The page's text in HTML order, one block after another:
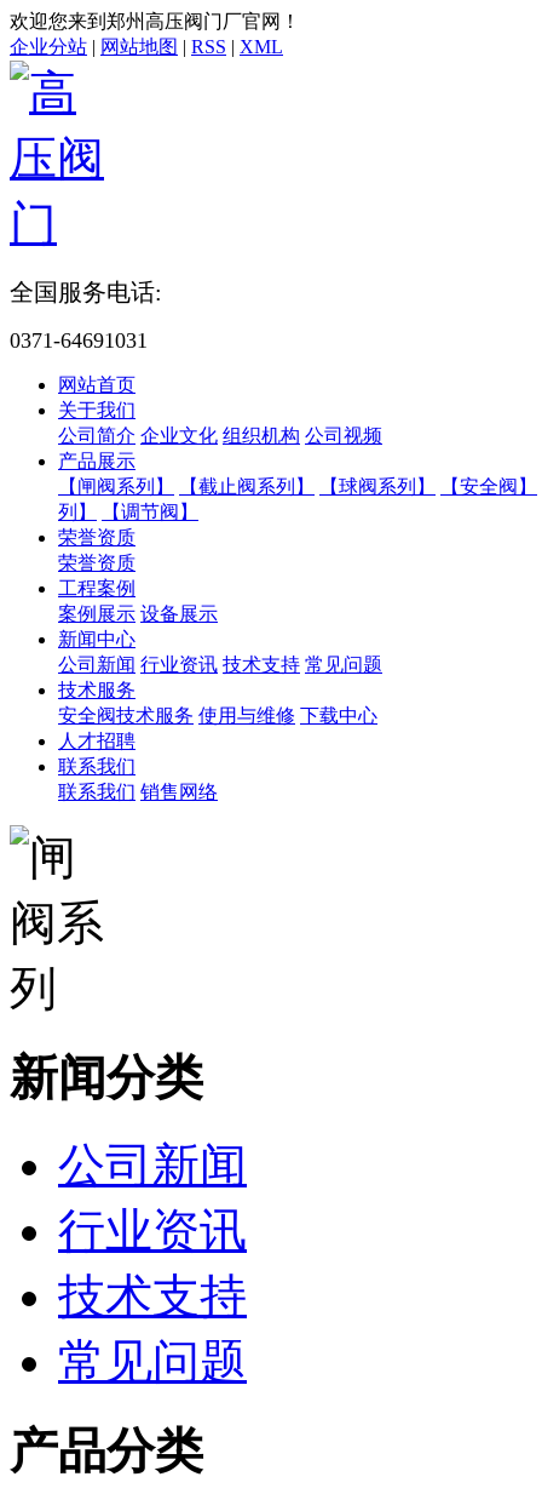
欢迎您来到郑州高压阀门厂官网！
企业分站 | 网站地图 | RSS | XML
全国服务电话:
0371-64691031
网站首页
关于我们
公司简介 企业文化 组织机构 公司视频
产品展示
【闸阀系列】
【截止阀系列】 【球阀系列】
【安全阀】
列】
【调节阀】
荣誉资质
荣誉资质
工程案例
案例展示 设备展示
新闻中心
公司新闻 行业资讯 技术支持 常见问题
技术服务
安全阀技术服务 使用与维修 下载中心
人才招聘
联系我们
联系我们 销售网络
新闻分类
公司新闻
行业资讯
技术支持
常见问题
产品分类